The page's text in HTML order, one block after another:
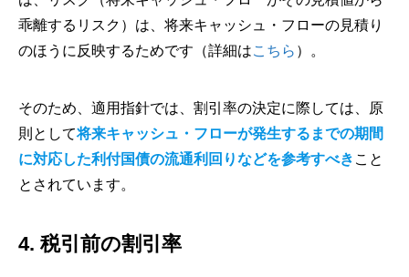
乖離するリスク）は、将来キャッシュ・フローの見積り
のほうに反映するためです（詳細はこちら ）。
そのため、適用指針では、割引率の決定に際しては、原
則として将来キャッシュ・フローが発生するまでの期間
に対応した利付国債の流通利回りなどを参考すべき こと
とされています。
4. 税引前の割引率